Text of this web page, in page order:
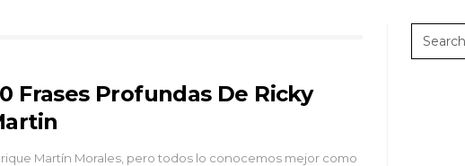
Frases Profundas De Ricky
Martín Morales, pero todos lo conocemos mejor como